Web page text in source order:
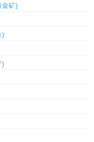
矿)
)
)